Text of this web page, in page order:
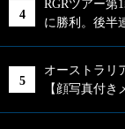
RGRツアー第
に勝利。後半
オーストラリ
【顔写真付き